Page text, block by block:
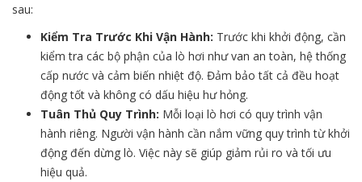
sau:
Kiểm Tra Trước Khi Vận Hành: Trước khi khởi động, cần
kiểm tra các bộ phận của lò hơi như van an toàn, hệ thống
cấp nước và cảm biến nhiệt độ. Đảm bảo tất cả đều hoạt
động tốt và không có dấu hiệu hư hỏng.
Tuân Thủ Quy Trình: Mỗi loại lò hơi có quy trình vận
hành riêng. Người vận hành cần nắm vững quy trình từ khởi
động đến dừng lò. Việc này sẽ giúp giảm rủi ro và tối ưu
hiệu quả.